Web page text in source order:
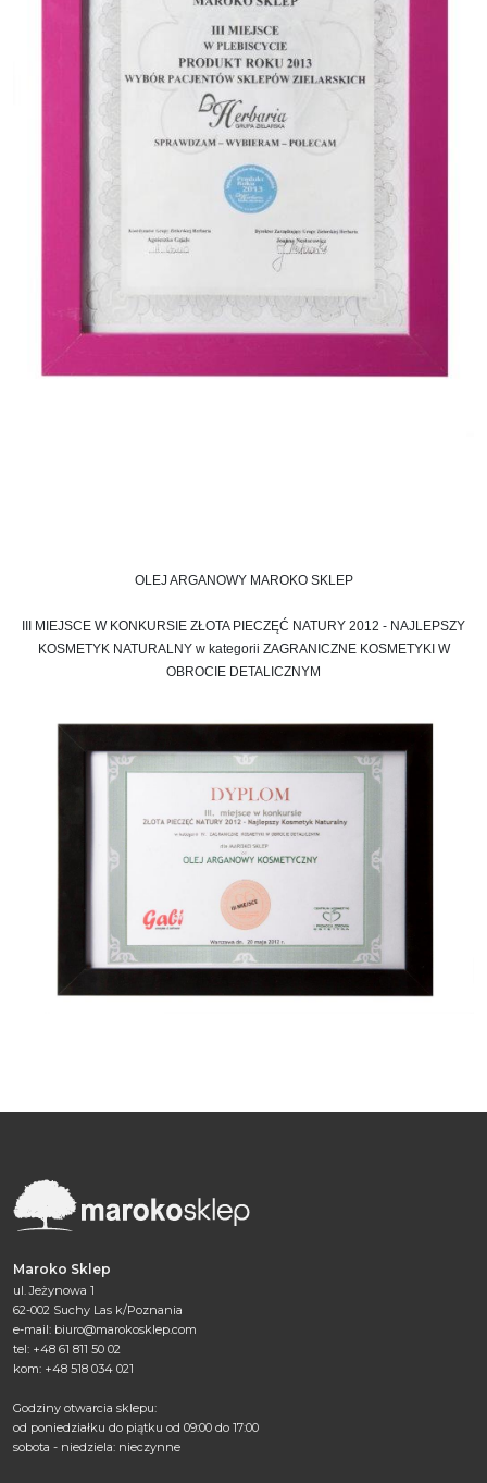
OLEJ ARGANOWY MAROKO SKLEP
III MIEJSCE W KONKURSIE ZŁOTA PIECZĘĆ NATURY 2012 - NAJLEPSZY
KOSMETYK NATURALNY w kategorii ZAGRANICZNE KOSMETYKI W
OBROCIE DETALICZNYM
Maroko Sklep
ul. Jeżynowa 1
62-002 Suchy Las k/Poznania
e-mail: biuro@marokosklep.com
tel: +48 61 811 50 02
kom: +48 518 034 021
Godziny otwarcia sklepu:
od poniedziałku do piątku od 09:00 do 17:00
sobota - niedziela: nieczynne